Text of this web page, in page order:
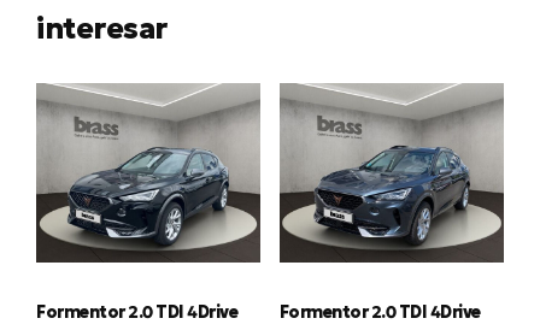
interesar
Formentor 2.0 TDI 4Drive Formentor 2.0 TDI 4Drive